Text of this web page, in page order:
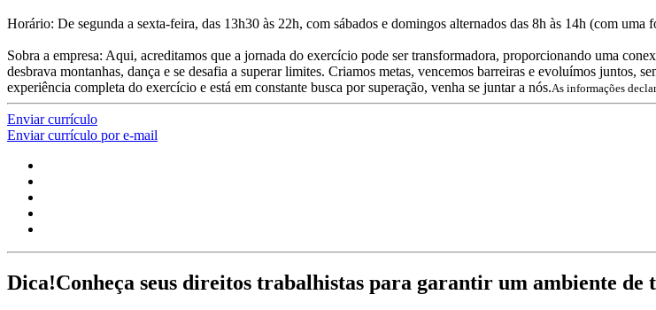
Horário: De segunda a sexta-feira, das 13h30 às 22h, com sábados e domingos alternados das 8h às 14h (com uma
Sobra a empresa: Aqui, acreditamos que a jornada do exercício pode ser transformadora, proporcionando uma
desbrava montanhas, dança e se desafia a superar limites. Criamos metas, vencemos barreiras e evoluímos juntos,
experiência completa do exercício e está em constante busca por superação, venha se juntar a nós.As informações
Enviar currículo
Enviar currículo por e-mail
Dica!Conheça seus direitos trabalhistas para garantir um ambiente de